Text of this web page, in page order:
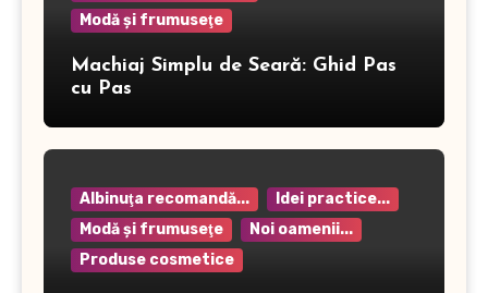
Modă şi frumuseţe
Machiaj Simplu de Seară: Ghid Pas
cu Pas
Albinuţa recomandă...
Idei practice...
Modă şi frumuseţe
Noi oamenii...
Produse cosmetice